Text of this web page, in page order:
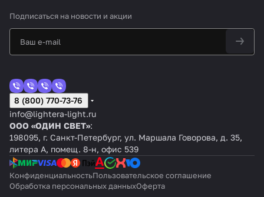
Подписаться на новости и акции
8 (800) 770-73-76
info@lightera-light.ru
ООО «ОДИН СВЕТ»:
198095, г. Санкт-Петербург, ул. Маршала Говорова, д. 35,
литера А, помещ. 8-н, офис 539
КонфиденциальностьПользовательское соглашение
Обработка персональных данныхОферта